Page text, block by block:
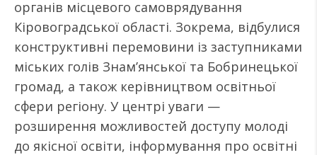
органів місцевого самоврядування
Кіровоградської області. Зокрема, відбулися
конструктивні перемовини із заступниками
міських голів Знам’янської та Бобринецької
громад, а також керівництвом освітньої
сфери регіону. У центрі уваги —
розширення можливостей доступу молоді
до якісної освіти, інформування про освітні